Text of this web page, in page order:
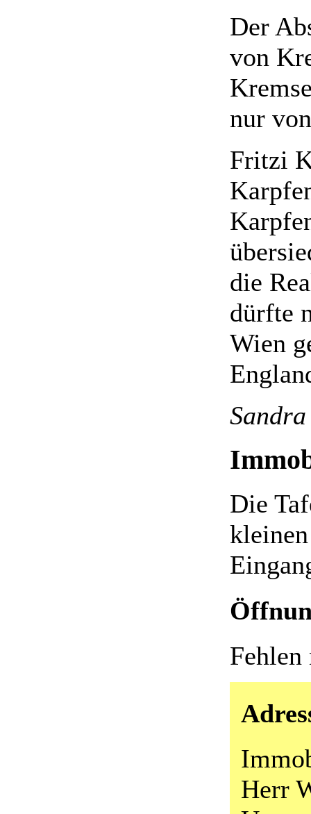
Der
von
nur
Fritzi
die
dürfte
Wien
Die
Fehlen
Herr